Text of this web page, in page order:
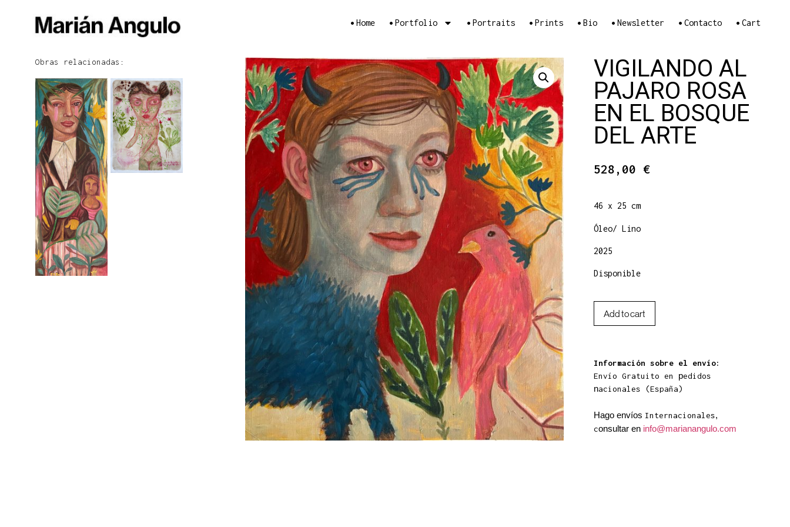
• Home • Portfolio • Portraits • Prints • Bio • Newsletter • Contacto • Cart
Obras relacionadas:
VIGILANDO AL
PAJARO ROSA
EN EL BOSQUE
DEL ARTE
528,00€
46 x 25 cm
Óleo/ Lino
2025
Disponible
Add to cart
Información sobre el envío:
Envío Gratuito en pedidos
nacionales (España)
Hago envíos Internacionales,
consultar en info@marianangulo.com